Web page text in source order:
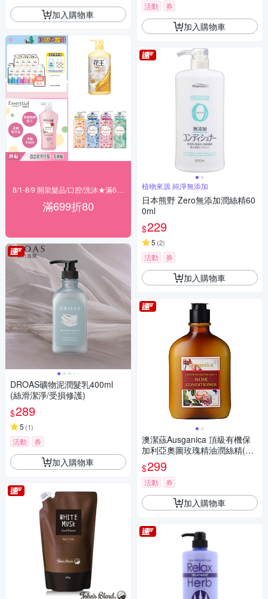
加入購物車
滿699折80
DROAS礦物泥潤髮乳400ml
(絲滑潔淨/受損修護)
$289
5 (1)
活動 券
加入購物車
活動 券
加入購物車
植物來源 純淨無添加
日本熊野 Zero無添加潤絲精60
0ml
$229
5 (2)
活動 券
加入購物車
澳潔蕬Ausganica 頂級有機保
加利亞奧圖玫瑰精油潤絲精(25
0ML)
$299
活動 券
加入購物車